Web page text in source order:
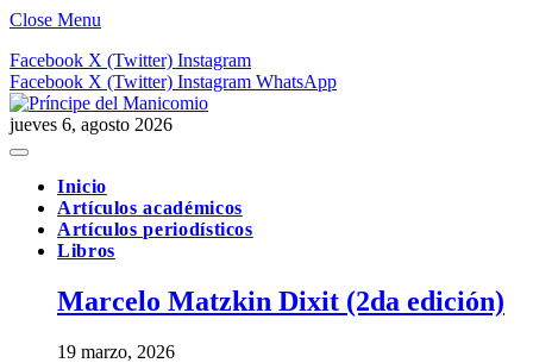
Close Menu
Facebook X (Twitter) Instagram
Facebook X (Twitter) Instagram WhatsApp
jueves 6, agosto 2026
Inicio
Artículos académicos
Artículos periodísticos
Libros
Marcelo Matzkin Dixit (2da edición)
19 marzo, 2026